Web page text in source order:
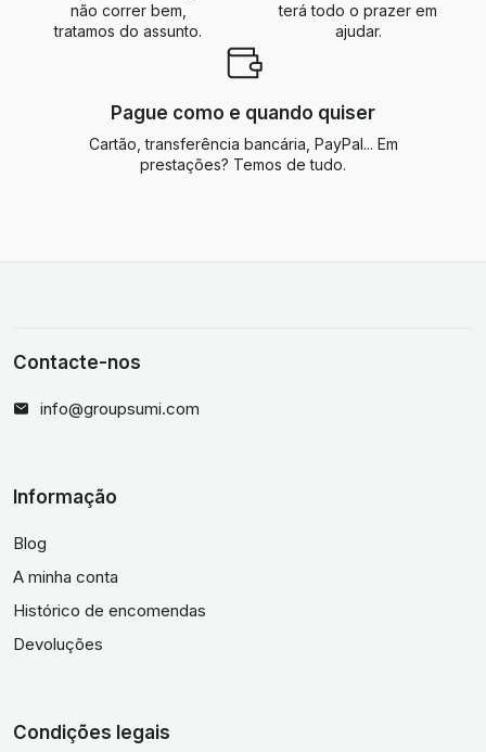
não correr bem,
tratamos do assunto.
terá todo o prazer em
ajudar.
Pague como e quando quiser
Cartão, transferência bancária, PayPal... Em
prestações? Temos de tudo.
Contacte-nos
info@groupsumi.com
Informação
Blog
A minha conta
Histórico de encomendas
Devoluções
Condições legais